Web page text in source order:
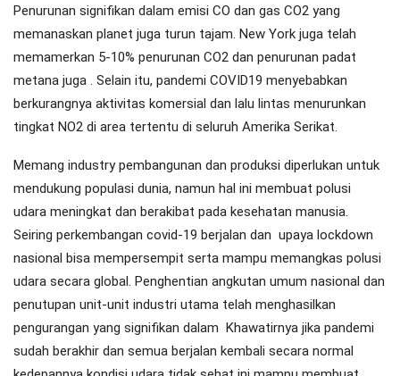
Penurunan signifikan dalam emisi CO dan gas CO2 yang
memanaskan planet juga turun tajam. New York juga telah
memamerkan 5-10% penurunan CO2 dan penurunan padat
metana juga . Selain itu, pandemi COVID19 menyebabkan
berkurangnya aktivitas komersial dan lalu lintas menurunkan
tingkat NO2 di area tertentu di seluruh Amerika Serikat.
Memang industry pembangunan dan produksi diperlukan untuk
mendukung populasi dunia, namun hal ini membuat polusi
udara meningkat dan berakibat pada kesehatan manusia.
Seiring perkembangan covid-19 berjalan dan upaya lockdown
nasional bisa mempersempit serta mampu memangkas polusi
udara secara global. Penghentian angkutan umum nasional dan
penutupan unit-unit industri utama telah menghasilkan
pengurangan yang signifikan dalam Khawatirnya jika pandemi
sudah berakhir dan semua berjalan kembali secara normal